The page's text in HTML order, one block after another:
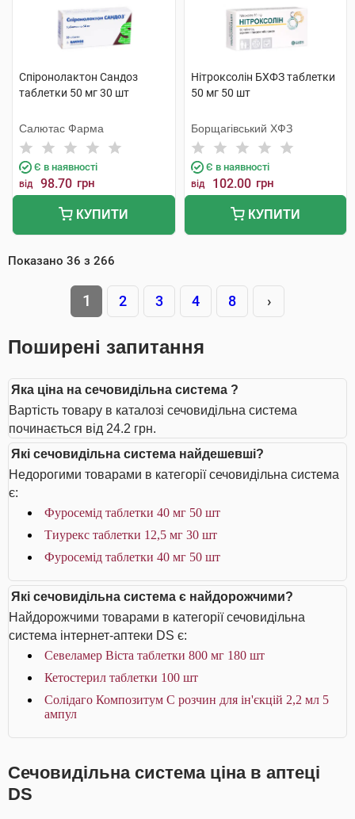
Спіронолактон Сандоз
таблетки 50 мг 30 шт
Салютас Фарма
Є в наявності
від 98.70 грн
КУПИТИ
Нітроксолін БХФЗ таблетки
50 мг 50 шт
Борщагівський ХФЗ
Є в наявності
від 102.00 грн
КУПИТИ
Показано 36 з 266
1 2 3 4 8 ›
Поширені запитання
Яка ціна на сечовидільна система ?
Вартість товару в каталозі сечовидільна система
починається від 24.2 грн.
Які сечовидільна система найдешевші?
Недорогими товарами в категорії сечовидільна система
є:
Фуросемід таблетки 40 мг 50 шт
Тиурекс таблетки 12,5 мг 30 шт
Фуросемід таблетки 40 мг 50 шт
Які сечовидільна система є найдорожчими?
Найдорожчими товарами в категорії сечовидільна
система інтернет-аптеки DS є:
Севеламер Віста таблетки 800 мг 180 шт
Кетостерил таблетки 100 шт
Солідаго Композитум С розчин для ін'єкцій 2,2 мл 5
ампул
Сечовидільна система ціна в аптеці
DS